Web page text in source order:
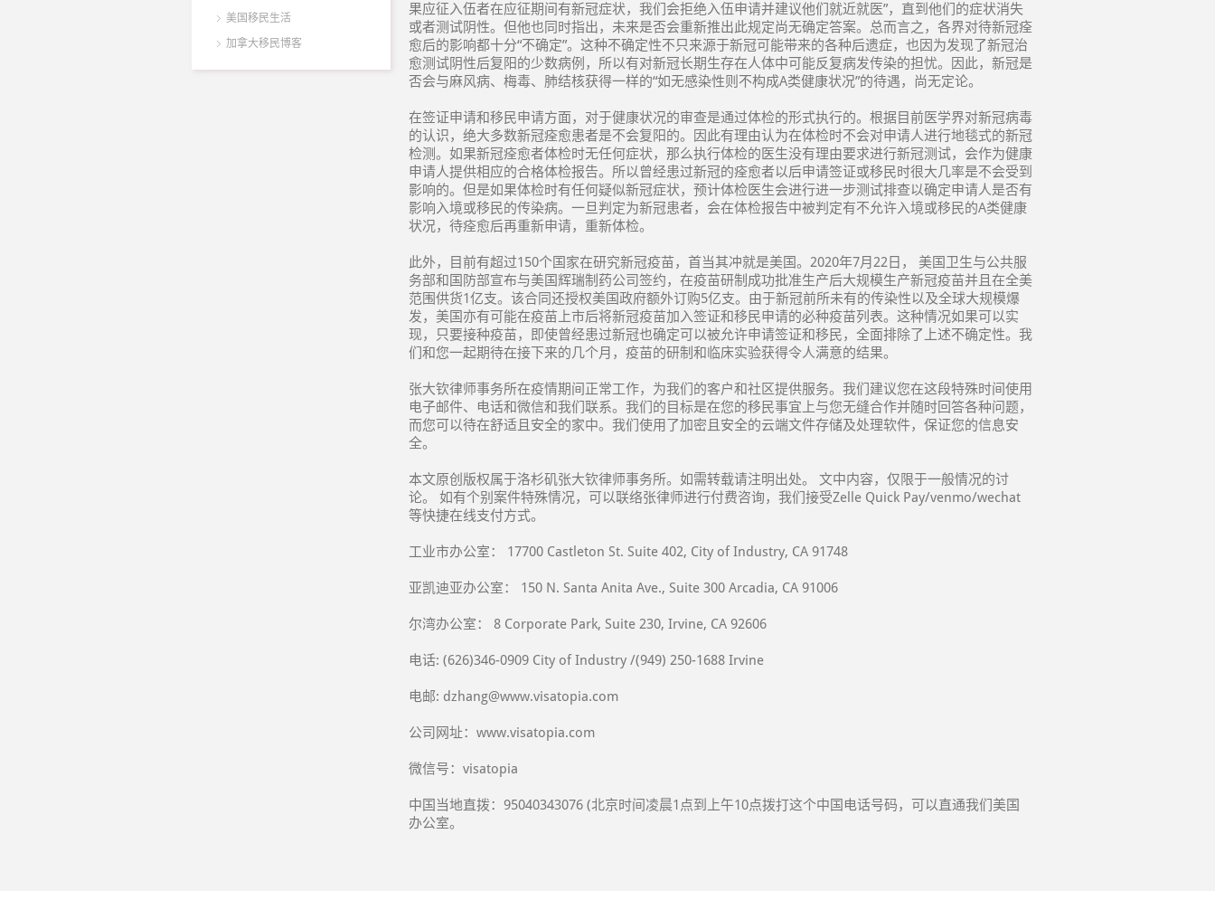
果应征入伍者在应征期间有新冠症状，我们会拒绝入伍申请并建议他们就近就医”，直到他们的症状消失
或者测试阴性。但他也同时指出，未来是否会重新推出此规定尚无确定答案。总而言之，各界对待新冠痊
愈后的影响都十分“不确定”。这种不确定性不只来源于新冠可能带来的各种后遗症，也因为发现了新冠治
愈测试阴性后复阳的少数病例，所以有对新冠长期生存在人体中可能反复病发传染的担忧。因此，新冠是
否会与麻风病、梅毒、肺结核获得一样的“如无感染性则不构成A类健康状况”的待遇，尚无定论。
在签证申请和移民申请方面，对于健康状况的审查是通过体检的形式执行的。根据目前医学界对新冠病毒
的认识，绝大多数新冠痊愈患者是不会复阳的。因此有理由认为在体检时不会对申请人进行地毯式的新冠
检测。如果新冠痊愈者体检时无任何症状，那么执行体检的医生没有理由要求进行新冠测试，会作为健康
申请人提供相应的合格体检报告。所以曾经患过新冠的痊愈者以后申请签证或移民时很大几率是不会受到
影响的。但是如果体检时有任何疑似新冠症状，预计体检医生会进行进一步测试排查以确定申请人是否有
影响入境或移民的传染病。一旦判定为新冠患者，会在体检报告中被判定有不允许入境或移民的A类健康
状况，待痊愈后再重新申请，重新体检。
此外，目前有超过150个国家在研究新冠疫苗，首当其冲就是美国。2020年7月22日， 美国卫生与公共服
务部和国防部宣布与美国辉瑞制药公司签约，在疫苗研制成功批准生产后大规模生产新冠疫苗并且在全美
范围供货1亿支。该合同还授权美国政府额外订购5亿支。由于新冠前所未有的传染性以及全球大规模爆
发，美国亦有可能在疫苗上市后将新冠疫苗加入签证和移民申请的必种疫苗列表。这种情况如果可以实
现，只要接种疫苗，即使曾经患过新冠也确定可以被允许申请签证和移民，全面排除了上述不确定性。我
们和您一起期待在接下来的几个月，疫苗的研制和临床实验获得令人满意的结果。
张大钦律师事务所在疫情期间正常工作，为我们的客户和社区提供服务。我们建议您在这段特殊时间使用
电子邮件、电话和微信和我们联系。我们的目标是在您的移民事宜上与您无缝合作并随时回答各种问题，
而您可以待在舒适且安全的家中。我们使用了加密且安全的云端文件存储及处理软件，保证您的信息安
全。
本文原创版权属于洛杉矶张大钦律师事务所。如需转载请注明出处。 文中内容，仅限于一般情况的讨
论。 如有个别案件特殊情况，可以联络张律师进行付费咨询，我们接受Zelle Quick Pay/venmo/wechat
等快捷在线支付方式。
工业市办公室： 17700 Castleton St. Suite 402, City of Industry, CA 91748
亚凯迪亚办公室： 150 N. Santa Anita Ave., Suite 300 Arcadia, CA 91006
尔湾办公室： 8 Corporate Park, Suite 230, Irvine, CA 92606
电话: (626)346-0909 City of Industry /(949) 250-1688 Irvine
电邮: dzhang@www.visatopia.com
公司网址：www.visatopia.com
微信号：visatopia
中国当地直拨：95040343076 (北京时间凌晨1点到上午10点拨打这个中国电话号码，可以直通我们美国
办公室。
美国移民生活
加拿大移民博客